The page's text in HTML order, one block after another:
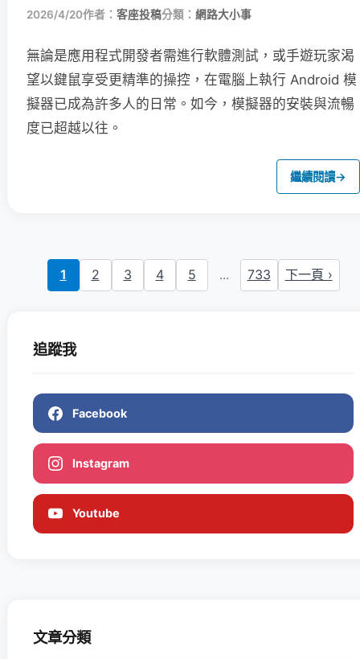
2026/4/20作者： 客座投稿分類： 網路大小事
無論是應用程式開發者需進行軟體測試，或手遊玩家渴
望以鍵鼠享受更精準的操控，在電腦上執行 Android 模
擬器已成為許多人的日常。如今，模擬器的安裝與流暢
度已超越以往。
繼續閱讀→
1 2 3 4 5 ... 733 下一頁 ›
追蹤我
Facebook
Instagram
Youtube
文章分類